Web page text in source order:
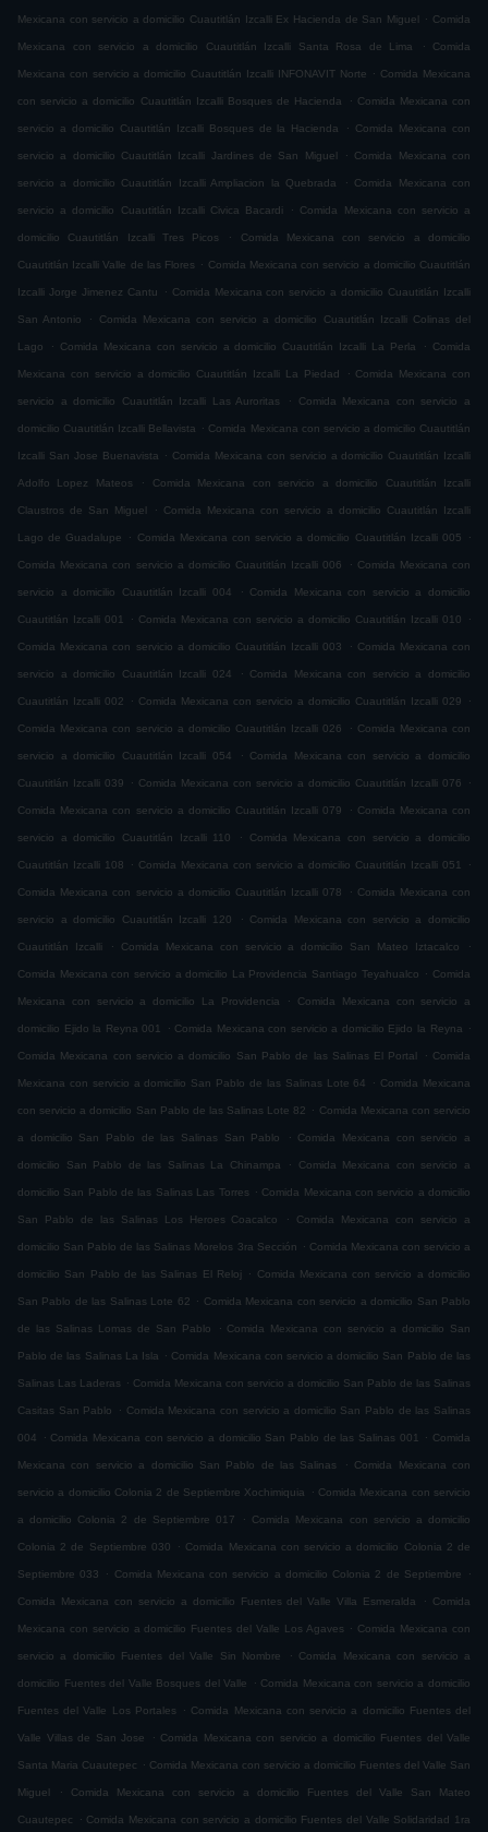
Mexicana con servicio a domicilio Cuautitlán Izcalli Ex Hacienda de San Miguel . Comida
Mexicana con servicio a domicilio Cuautitlán Izcalli Santa Rosa de Lima . Comida
Mexicana con servicio a domicilio Cuautitlán Izcalli INFONAVIT Norte . Comida Mexicana
con servicio a domicilio Cuautitlán Izcalli Bosques de Hacienda . Comida Mexicana con
servicio a domicilio Cuautitlán Izcalli Bosques de la Hacienda . Comida Mexicana con
servicio a domicilio Cuautitlán Izcalli Jardines de San Miguel . Comida Mexicana con
servicio a domicilio Cuautitlán Izcalli Ampliacion la Quebrada . Comida Mexicana con
servicio a domicilio Cuautitlán Izcalli Civica Bacardi . Comida Mexicana con servicio a
domicilio Cuautitlán Izcalli Tres Picos . Comida Mexicana con servicio a domicilio
Cuautitlán Izcalli Valle de las Flores . Comida Mexicana con servicio a domicilio Cuautitlán
Izcalli Jorge Jimenez Cantu . Comida Mexicana con servicio a domicilio Cuautitlán Izcalli
San Antonio . Comida Mexicana con servicio a domicilio Cuautitlán Izcalli Colinas del
Lago . Comida Mexicana con servicio a domicilio Cuautitlán Izcalli La Perla . Comida
Mexicana con servicio a domicilio Cuautitlán Izcalli La Piedad . Comida Mexicana con
servicio a domicilio Cuautitlán Izcalli Las Auroritas . Comida Mexicana con servicio a
domicilio Cuautitlán Izcalli Bellavista . Comida Mexicana con servicio a domicilio Cuautitlán
Izcalli San Jose Buenavista . Comida Mexicana con servicio a domicilio Cuautitlán Izcalli
Adolfo Lopez Mateos . Comida Mexicana con servicio a domicilio Cuautitlán Izcalli
Claustros de San Miguel . Comida Mexicana con servicio a domicilio Cuautitlán Izcalli
Lago de Guadalupe . Comida Mexicana con servicio a domicilio Cuautitlán Izcalli 005 .
Comida Mexicana con servicio a domicilio Cuautitlán Izcalli 006 . Comida Mexicana con
servicio a domicilio Cuautitlán Izcalli 004 . Comida Mexicana con servicio a domicilio
Cuautitlán Izcalli 001 . Comida Mexicana con servicio a domicilio Cuautitlán Izcalli 010 .
Comida Mexicana con servicio a domicilio Cuautitlán Izcalli 003 . Comida Mexicana con
servicio a domicilio Cuautitlán Izcalli 024 . Comida Mexicana con servicio a domicilio
Cuautitlán Izcalli 002 . Comida Mexicana con servicio a domicilio Cuautitlán Izcalli 029 .
Comida Mexicana con servicio a domicilio Cuautitlán Izcalli 026 . Comida Mexicana con
servicio a domicilio Cuautitlán Izcalli 054 . Comida Mexicana con servicio a domicilio
Cuautitlán Izcalli 039 . Comida Mexicana con servicio a domicilio Cuautitlán Izcalli 076 .
Comida Mexicana con servicio a domicilio Cuautitlán Izcalli 079 . Comida Mexicana con
servicio a domicilio Cuautitlán Izcalli 110 . Comida Mexicana con servicio a domicilio
Cuautitlán Izcalli 108 . Comida Mexicana con servicio a domicilio Cuautitlán Izcalli 051 .
Comida Mexicana con servicio a domicilio Cuautitlán Izcalli 078 . Comida Mexicana con
servicio a domicilio Cuautitlán Izcalli 120 . Comida Mexicana con servicio a domicilio
Cuautitlán Izcalli . Comida Mexicana con servicio a domicilio San Mateo Iztacalco .
Comida Mexicana con servicio a domicilio La Providencia Santiago Teyahualco . Comida
Mexicana con servicio a domicilio La Providencia . Comida Mexicana con servicio a
domicilio Ejido la Reyna 001 . Comida Mexicana con servicio a domicilio Ejido la Reyna .
Comida Mexicana con servicio a domicilio San Pablo de las Salinas El Portal . Comida
Mexicana con servicio a domicilio San Pablo de las Salinas Lote 64 . Comida Mexicana
con servicio a domicilio San Pablo de las Salinas Lote 82 . Comida Mexicana con servicio
a domicilio San Pablo de las Salinas San Pablo . Comida Mexicana con servicio a
domicilio San Pablo de las Salinas La Chinampa . Comida Mexicana con servicio a
domicilio San Pablo de las Salinas Las Torres . Comida Mexicana con servicio a domicilio
San Pablo de las Salinas Los Heroes Coacalco . Comida Mexicana con servicio a
domicilio San Pablo de las Salinas Morelos 3ra Sección . Comida Mexicana con servicio a
domicilio San Pablo de las Salinas El Reloj . Comida Mexicana con servicio a domicilio
San Pablo de las Salinas Lote 62 . Comida Mexicana con servicio a domicilio San Pablo
de las Salinas Lomas de San Pablo . Comida Mexicana con servicio a domicilio San
Pablo de las Salinas La Isla . Comida Mexicana con servicio a domicilio San Pablo de las
Salinas Las Laderas . Comida Mexicana con servicio a domicilio San Pablo de las Salinas
Casitas San Pablo . Comida Mexicana con servicio a domicilio San Pablo de las Salinas
004 . Comida Mexicana con servicio a domicilio San Pablo de las Salinas 001 . Comida
Mexicana con servicio a domicilio San Pablo de las Salinas . Comida Mexicana con
servicio a domicilio Colonia 2 de Septiembre Xochimiquia . Comida Mexicana con servicio
a domicilio Colonia 2 de Septiembre 017 . Comida Mexicana con servicio a domicilio
Colonia 2 de Septiembre 030 . Comida Mexicana con servicio a domicilio Colonia 2 de
Septiembre 033 . Comida Mexicana con servicio a domicilio Colonia 2 de Septiembre .
Comida Mexicana con servicio a domicilio Fuentes del Valle Villa Esmeralda . Comida
Mexicana con servicio a domicilio Fuentes del Valle Los Agaves . Comida Mexicana con
servicio a domicilio Fuentes del Valle Sin Nombre . Comida Mexicana con servicio a
domicilio Fuentes del Valle Bosques del Valle . Comida Mexicana con servicio a domicilio
Fuentes del Valle Los Portales . Comida Mexicana con servicio a domicilio Fuentes del
Valle Villas de San Jose . Comida Mexicana con servicio a domicilio Fuentes del Valle
Santa Maria Cuautepec . Comida Mexicana con servicio a domicilio Fuentes del Valle San
Miguel . Comida Mexicana con servicio a domicilio Fuentes del Valle San Mateo
Cuautepec . Comida Mexicana con servicio a domicilio Fuentes del Valle Solidaridad 1ra